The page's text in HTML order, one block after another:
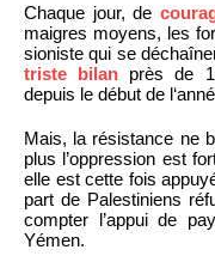
Chaque jour, de
maigres moyens, les
sioniste qui se
triste bilan près de
depuis le début de
Mais, la résistance ne
plus l’oppression est
elle est cette fois
part de Palestiniens
compter l’appui de
Yémen.